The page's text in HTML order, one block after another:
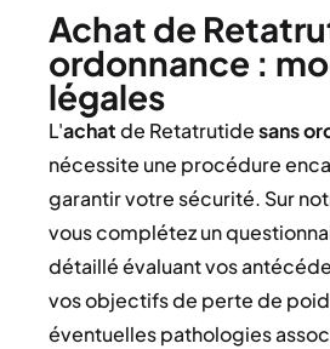
Achat de
ordonnance :
légales
L'achatde Retatrutidesans
nécessite une procédure
garantir votre sécurité. Sur
vous complétez un
détaillé évaluant vos
vos objectifs de perte de
éventuelles pathologies